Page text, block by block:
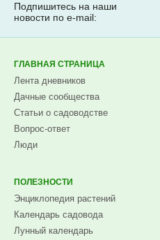
Подпишитесь на наши
новости по e-mail:
ГЛАВНАЯ СТРАНИЦА
Лента дневников
Дачные сообщества
Статьи о садоводстве
Вопрос-ответ
Люди
ПОЛЕЗНОСТИ
Энциклопедия растений
Календарь садовода
Лунный календарь